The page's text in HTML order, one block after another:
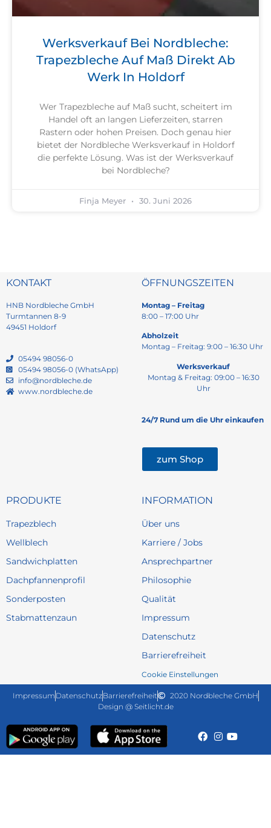
Werksverkauf Bei Nordbleche:
Trapezbleche Auf Maß Direkt Ab
Werk In Holdorf
Wer Trapezbleche auf Maß sucht, scheitert im
Handel oft an langen Lieferzeiten, starren
Rastern oder hohen Preisen. Doch genau hier
bietet der Nordbleche Werksverkauf in Holdorf
die perfekte Lösung. Was ist der Werksverkauf
bei Nordbleche?
Finja Meyer 30. Juni 2026
KONTAKT
HNB Nordbleche GmbH
Turmtannen 8-9
49451 Holdorf
05494 98056-0
05494 98056-0 (WhatsApp)
info@nordbleche.de
www.nordbleche.de
ÖFFNUNGSZEITEN
Montag – Freitag
8:00 – 17:00 Uhr
Abholzeit
Montag – Freitag: 9:00 – 16:30 Uhr
Werksverkauf
Montag & Freitag: 09:00 – 16:30
Uhr
24/7 Rund um die Uhr einkaufen
zum Shop
PRODUKTE
Trapezblech
Wellblech
Sandwichplatten
Dachpfannenprofil
Sonderposten
Stabmattenzaun
INFORMATION
Über uns
Karriere / Jobs
Ansprechpartner
Philosophie
Qualität
Impressum
Datenschutz
Barrierefreiheit
Cookie Einstellungen
Impressum DatenschutzBarrierefreiheit
2020 Nordbleche GmbH
Design @ Seitlicht.de